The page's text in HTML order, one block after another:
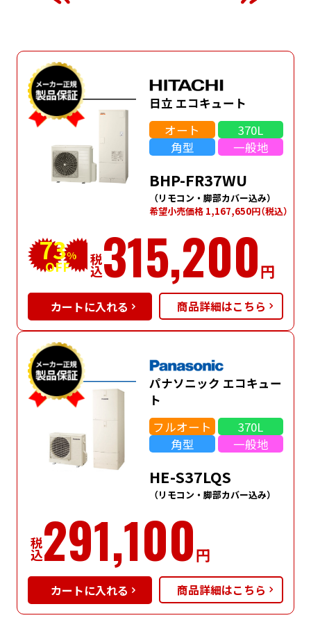
日立 エコキュート
オート
370L
角型
一般地
BHP-FR37WU
（リモコン・脚部カバー込み）
希望⼩売価格 1,167,650円（税込）
73%
OFF 税込315,200円
商品詳細はこちら
パナソニック エコキュー
ト
フルオート
370L
角型
一般地
HE-S37LQS
（リモコン・脚部カバー込み）
税込291,100円
商品詳細はこちら